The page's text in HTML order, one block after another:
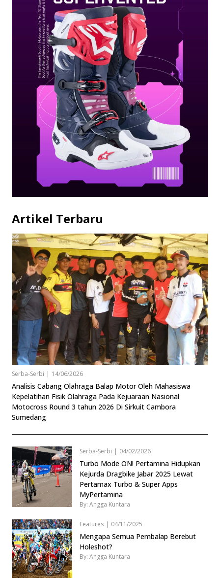
Artikel Terbaru
Serba-Serbi | 14/06/2026
Analisis Cabang Olahraga Balap Motor Oleh Mahasiswa
Kepelatihan Fisik Olahraga Pada Kejuaraan Nasional
Motocross Round 3 tahun 2026 Di Sirkuit Cambora
Sumedang
Serba-Serbi | 04/02/2026
Turbo Mode ON! Pertamina Hidupkan
Kejurda Dragbike Jabar 2025 Lewat
Pertamax Turbo & Super Apps
MyPertamina
By: Angga Kuntara
Features | 04/11/2025
Mengapa Semua Pembalap Berebut
Holeshot?
By: Angga Kuntara